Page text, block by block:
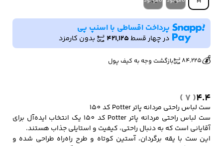
کفش مردانه شال و کلاه مردانه
4.4
( 7 )
ست لباس راحتی مردانه پاتر Potter کد 150
ست لباس راحتی مردانه پاتر Potter کد 150 یک انتخاب ایده‌آل برای
آقایانی است که به دنبال راحتی، کیفیت و استایلی جذاب هستند.
این ست با یقه برگردان، آستین کوتاه و طرح راه‌راه طراحی شده و
پرداخت اقساطی با اسنپ پی
در چهار قسط421,125 بدون کارمزد 🔥
👀
💰
84,225 بازگشت وجه به کیف پول